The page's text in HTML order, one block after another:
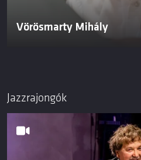
Vörösmarty Mihály
Jazzrajongók